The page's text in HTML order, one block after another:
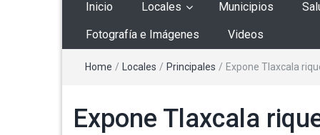
Inicio Locales Municipios
Fotografía e Imágenes Videos
Home / Locales / Principales / Expone Tlaxcala
Expone Tlaxcala